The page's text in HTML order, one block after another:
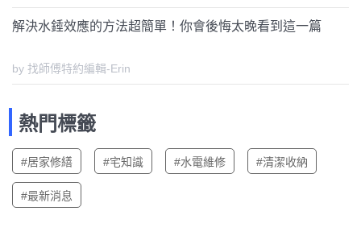
解決水錘效應的方法超簡單！你會後悔太晚看到這一篇
by 找師傅特約編輯-Erin
熱門標籤
#居家修繕 #宅知識 #水電維修 #清潔收納
#最新消息